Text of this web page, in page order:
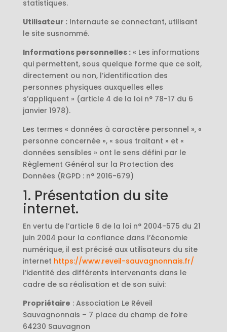
statistiques.
Utilisateur :Internaute se connectant, utilisant
le site susnommé.
Informations personnelles :« Les informations
qui permettent, sous quelque forme que ce soit,
directement ou non, l’identification des
personnes physiques auxquelles elles
s’appliquent » (article 4 de la loi n° 78-17 du 6
janvier 1978).
Les termes « données à caractère personnel », «
personne concernée », « sous traitant » et «
données sensibles » ont le sens défini par le
Règlement Général sur la Protection des
Données (RGPD : n° 2016-679)
1. Présentation du site
internet.
En vertu de l’article 6 de la loi n° 2004-575 du 21
juin 2004 pour la confiance dans l’économie
numérique, il est précisé aux utilisateurs du site
internet https://www.reveil-sauvagnonnais.fr/
l’identité des différents intervenants dans le
cadre de sa réalisation et de son suivi:
Propriétaire : Association Le Réveil
Sauvagnonnais – 7 place du champ de foire
64230 Sauvagnon